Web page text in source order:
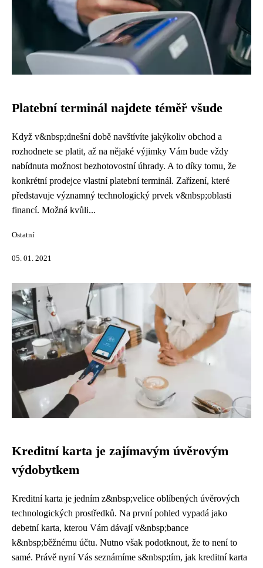
Platební terminál najdete téměř všude
Když v&nbsp;dnešní době navštívíte jakýkoliv obchod a
rozhodnete se platit, až na nějaké výjimky Vám bude vždy
nabídnuta možnost bezhotovostní úhrady. A to díky tomu, že
konkrétní prodejce vlastní platební terminál. Zařízení, které
představuje významný technologický prvek v&nbsp;oblasti
financí. Možná kvůli...
Ostatní
05. 01. 2021
Kreditní karta je zajímavým úvěrovým
výdobytkem
Kreditní karta je jedním z&nbsp;velice oblíbených úvěrových
technologických prostředků. Na první pohled vypadá jako
debetní karta, kterou Vám dávají v&nbsp;bance
k&nbsp;běžnému účtu. Nutno však podotknout, že to není to
samé. Právě nyní Vás seznámíme s&nbsp;tím, jak kreditní karta